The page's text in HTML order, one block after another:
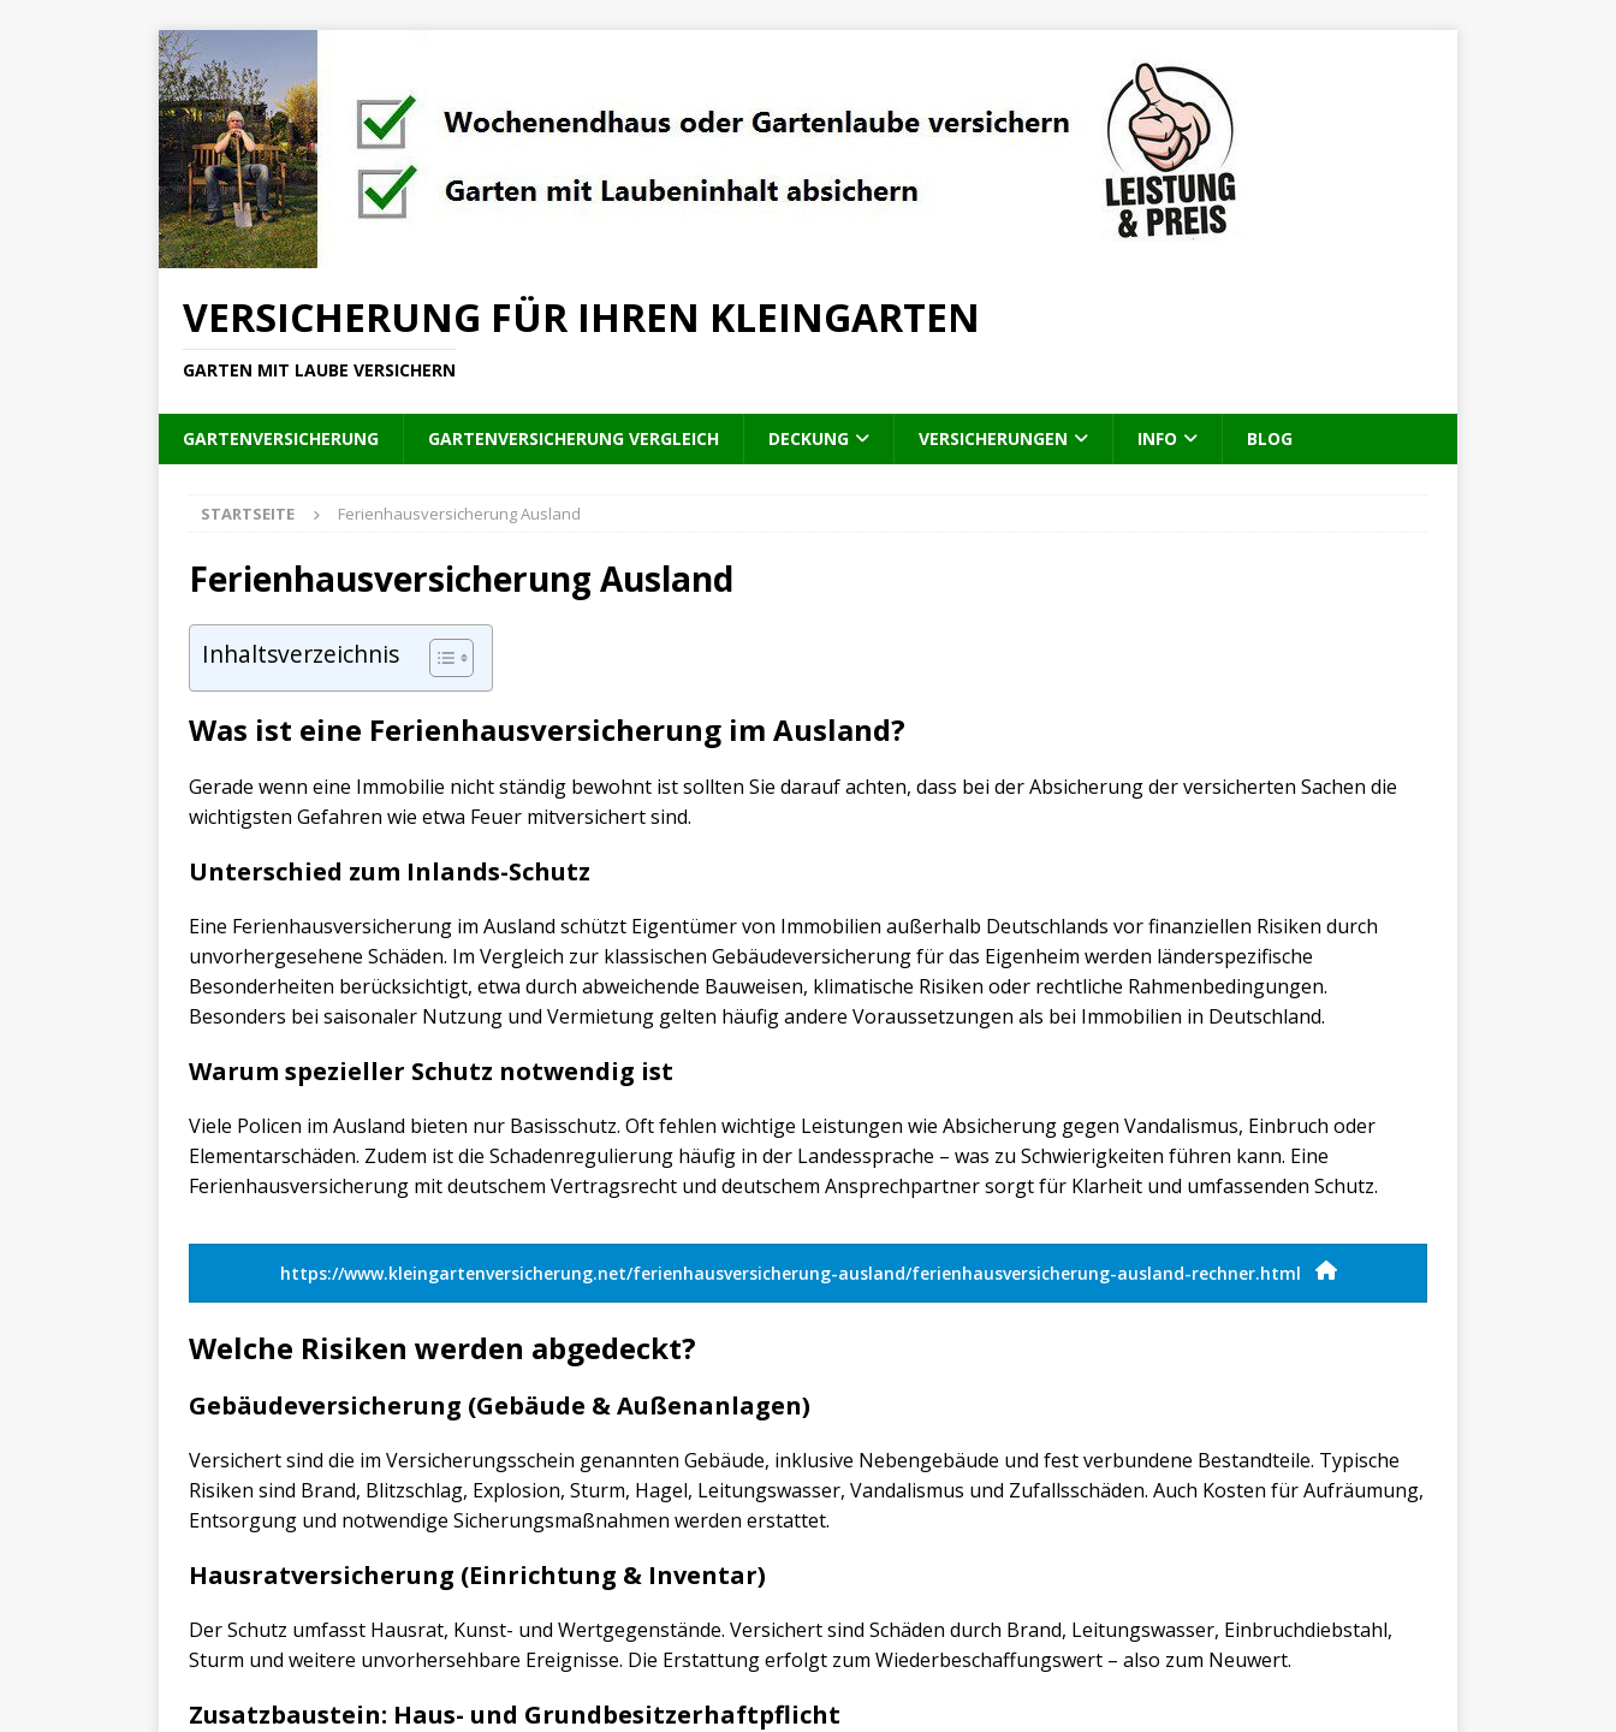
VERSICHERUNG FÜR IHREN KLEINGARTEN
GARTEN MIT LAUBE VERSICHERN
GARTENVERSICHERUNG GARTENVERSICHERUNG VERGLEICH DECKUNG VERSICHERUNGEN INFO BLOG
STARTSEITE Ferienhausversicherung Ausland
Ferienhausversicherung Ausland
Inhaltsverzeichnis
Was ist eine Ferienhausversicherung im Ausland?
Gerade wenn eine Immobilie nicht ständig bewohnt ist sollten Sie darauf achten, dass bei der Absicherung der versicherten Sachen die
wichtigsten Gefahren wie etwa Feuer mitversichert sind.
Unterschied zum Inlands-Schutz
Eine Ferienhausversicherung im Ausland schützt Eigentümer von Immobilien außerhalb Deutschlands vor finanziellen Risiken durch
unvorhergesehene Schäden. Im Vergleich zur klassischen Gebäudeversicherung für das Eigenheim werden länderspezifische
Besonderheiten berücksichtigt, etwa durch abweichende Bauweisen, klimatische Risiken oder rechtliche Rahmenbedingungen.
Besonders bei saisonaler Nutzung und Vermietung gelten häufig andere Voraussetzungen als bei Immobilien in Deutschland.
Warum spezieller Schutz notwendig ist
Viele Policen im Ausland bieten nur Basisschutz. Oft fehlen wichtige Leistungen wie Absicherung gegen Vandalismus, Einbruch oder
Elementarschäden. Zudem ist die Schadenregulierung häufig in der Landessprache – was zu Schwierigkeiten führen kann. Eine
Ferienhausversicherung mit deutschem Vertragsrecht und deutschem Ansprechpartner sorgt für Klarheit und umfassenden Schutz.
https://www.kleingartenversicherung.net/ferienhausversicherung-ausland/ferienhausversicherung-ausland-rechner.html
Welche Risiken werden abgedeckt?
Gebäudeversicherung (Gebäude & Außenanlagen)
Versichert sind die im Versicherungsschein genannten Gebäude, inklusive Nebengebäude und fest verbundene Bestandteile. Typische
Risiken sind Brand, Blitzschlag, Explosion, Sturm, Hagel, Leitungswasser, Vandalismus und Zufallsschäden. Auch Kosten für Aufräumung,
Entsorgung und notwendige Sicherungsmaßnahmen werden erstattet.
Hausratversicherung (Einrichtung & Inventar)
Der Schutz umfasst Hausrat, Kunst- und Wertgegenstände. Versichert sind Schäden durch Brand, Leitungswasser, Einbruchdiebstahl,
Sturm und weitere unvorhersehbare Ereignisse. Die Erstattung erfolgt zum Wiederbeschaffungswert – also zum Neuwert.
Zusatzbaustein: Haus- und Grundbesitzerhaftpflicht